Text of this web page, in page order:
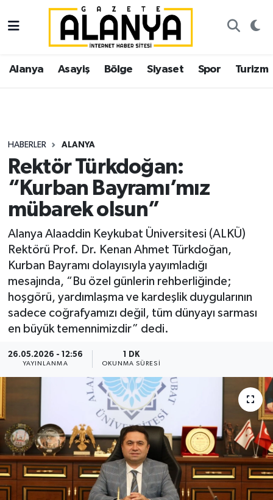
Alanya Asayiş Bölge Siyaset Spor Turizm
HABERLER ALANYA
Rektör Türkdoğan:
“Kurban Bayramı’mız
mübarek olsun”
Alanya Alaaddin Keykubat Üniversitesi (ALKÜ)
Rektörü Prof. Dr. Kenan Ahmet Türkdoğan,
Kurban Bayramı dolayısıyla yayımladığı
mesajında, “Bu özel günlerin rehberliğinde;
hoşgörü, yardımlaşma ve kardeşlik duygularının
sadece coğrafyamızı değil, tüm dünyayı sarması
en büyük temennimizdir” dedi.
26.05.2026 - 12:56
YAYINLANMA
1 DK
OKUNMA SÜRESI
Alanya
Asayiş
Siyaset
Spor
Turizm
Ekonomi
Gazipaşa
İstanbul Nöbetçi Eczaneler
İstanbul Hava Durumu
Süper Lig Puan Durumu ve Fikstür
Tüm Manşetler
Son Dakika Haberleri
Haber Arşivi